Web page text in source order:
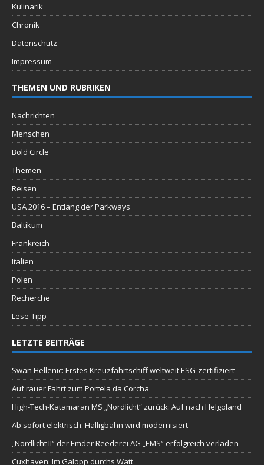
Kulinarik
Chronik
Datenschutz
Impressum
THEMEN UND RUBRIKEN
Nachrichten
Menschen
Bold Circle
Themen
Reisen
USA 2016 – Entlang der Parkways
Baltikum
Frankreich
Italien
Polen
Recherche
Lese-Tipp
LETZTE BEITRÄGE
Swan Hellenic: Erstes Kreuzfahrtschiff weltweit ESG-zertifiziert
Auf rauer Fahrt zum Portela da Corcha
High-Tech-Katamaran MS „Nordlicht“ zurück: Auf nach Helgoland
Ab sofort elektrisch: Halligbahn wird modernisiert
„Nordlicht II“ der Emder Reederei AG „EMS“ erfolgreich verladen
Cuxhaven: Im Galopp durchs Watt